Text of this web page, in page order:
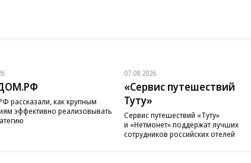
рассказали, как крупным
эффективно реализовывать
07.08.2026
«Сервис путешествий
Туту»
Сервис путешествий «Туту»
и «Нетмонет» поддержат лучших
сотрудников российских отелей